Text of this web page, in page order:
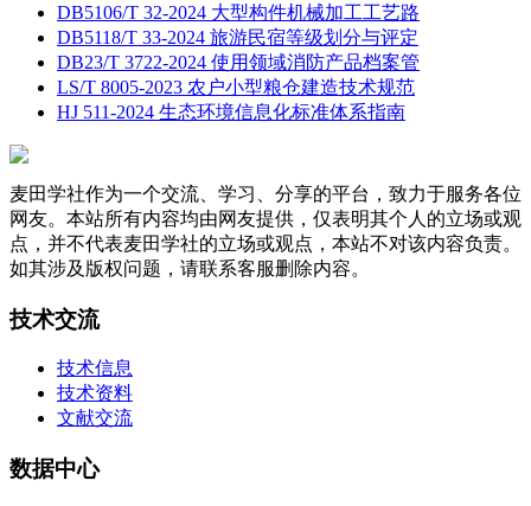
DB5106/T 32-2024 大型构件机械加工工艺路
DB5118/T 33-2024 旅游民宿等级划分与评定
DB23/T 3722-2024 使用领域消防产品档案管
LS/T 8005-2023 农户小型粮仓建造技术规范
HJ 511-2024 生态环境信息化标准体系指南
麦田学社作为一个交流、学习、分享的平台，致力于服务各位
网友。本站所有内容均由网友提供，仅表明其个人的立场或观
点，并不代表麦田学社的立场或观点，本站不对该内容负责。
如其涉及版权问题，请联系客服删除内容。
技术交流
技术信息
技术资料
文献交流
数据中心